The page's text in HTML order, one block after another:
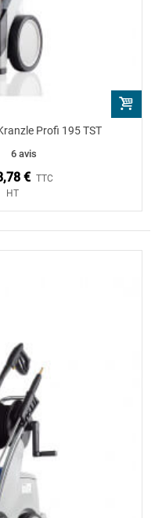
Profi 195 TST
6 avis
€ TTC
HT